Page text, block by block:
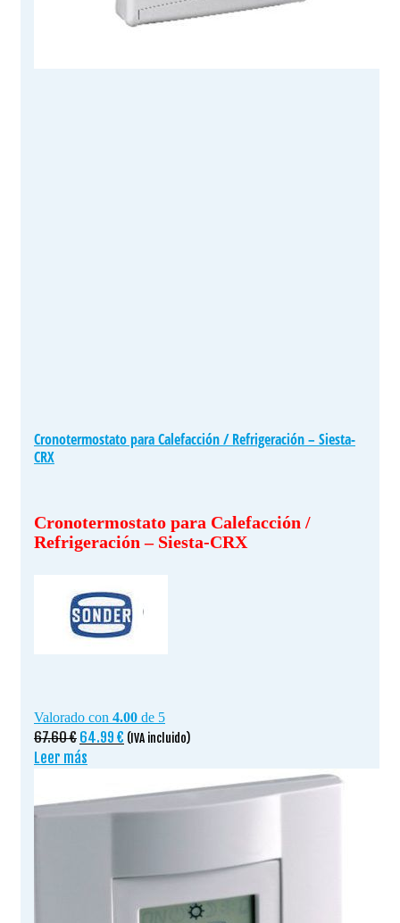
Cronotermostato para Calefacción / Refrigeración – Siesta-
CRX
Cronotermostato para Calefacción /
Refrigeración – Siesta-CRX
Valorado con 4.00 de 5
67.60€ El
precio
era:
67.60 €.
64.99 € El
es:
64.99 €.
(IVA incluido)
Leer más